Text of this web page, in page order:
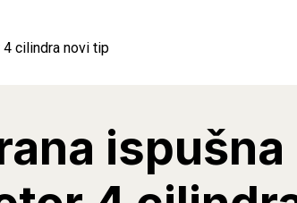
cilindra novi tip
ispušna